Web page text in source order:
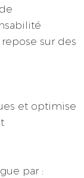
sur des
et optimise
par :